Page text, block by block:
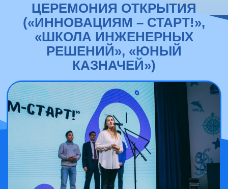
ЦЕРЕМОНИЯ ОТКРЫТИЯ
(«ИННОВАЦИЯМ – СТАРТ!»,
«ШКОЛА ИНЖЕНЕРНЫХ
РЕШЕНИЙ», «ЮНЫЙ
КАЗНАЧЕЙ»)